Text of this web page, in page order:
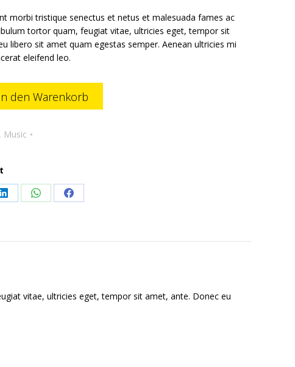
morbi tristique senectus et netus et malesuada fames ac
tortor quam, feugiat vitae, ultricies eget, tempor sit
libero sit amet quam egestas semper. Aenean ultricies mi
eleifend leo.
den Warenkorb
, Music
Share
LinkedIn
Share
WhatsApp
Share
Facebook
vitae, ultricies eget, tempor sit amet, ante. Donec eu